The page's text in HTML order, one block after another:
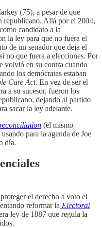
(75), a pesar de que
republicano. Allá por el 2004,
candidato a la
la ley para que no fuera el
de un senador que deja el
no que fuera a elecciones. Por
volvió en su contra cuando
los demócratas estaban
Care Act. En vez de ser el
a su sucesor, fueron los
dejando al partido
sacar la ley adelante.
reconciliation (el mismo
para la agenda de Joe
día.
el derecho a voto el
reformar la Electoral
ley de 1887 que regula la